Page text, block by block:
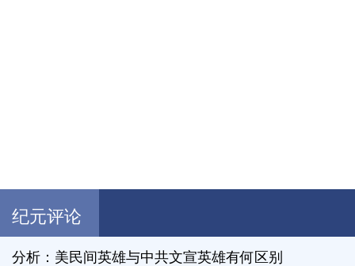
纪元评论
分析：美民间英雄与中共文宣英雄有何区别